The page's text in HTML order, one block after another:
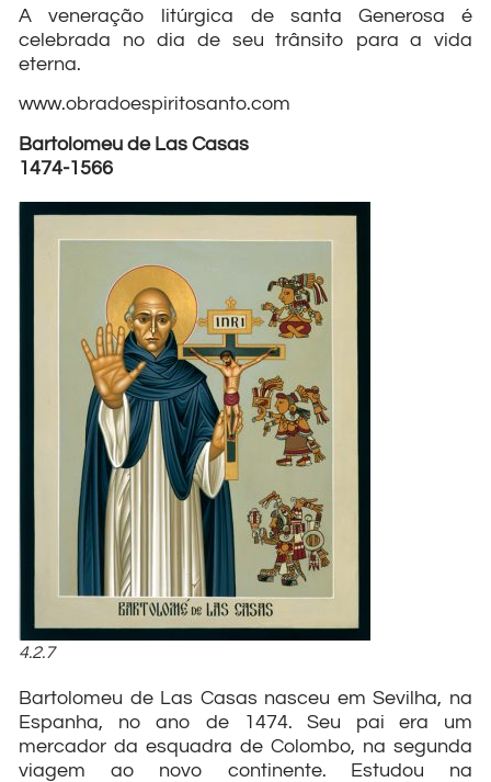
A veneração litúrgica de santa Generosa é
celebrada no dia de seu trânsito para a vida
eterna.
www.obradoespiritosanto.com
Bartolomeu de Las Casas
1474-1566
4.2.7
Bartolomeu de Las Casas nasceu em Sevilha, na
Espanha, no ano de 1474. Seu pai era um
mercador da esquadra de Colombo, na segunda
viagem ao novo continente. Estudou na